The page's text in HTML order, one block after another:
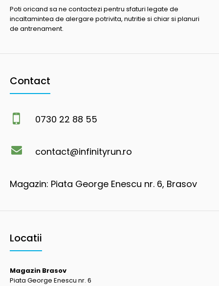
Poti oricand sa ne contactezi pentru sfaturi legate de
incaltamintea de alergare potrivita, nutritie si chiar si planuri
de antrenament.
Contact
0730 22 88 55
contact@infinityrun.ro
Magazin: Piata George Enescu nr. 6, Brasov
Locatii
Magazin Brasov
Piata George Enescu nr. 6